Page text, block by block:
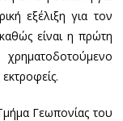
εξέλιξη για τον
είναι η πρώτη
Γεωπονίας του